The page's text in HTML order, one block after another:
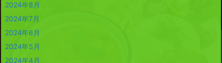
2024年8月
2024年7月
2024年6月
2024年5月
2024年4月